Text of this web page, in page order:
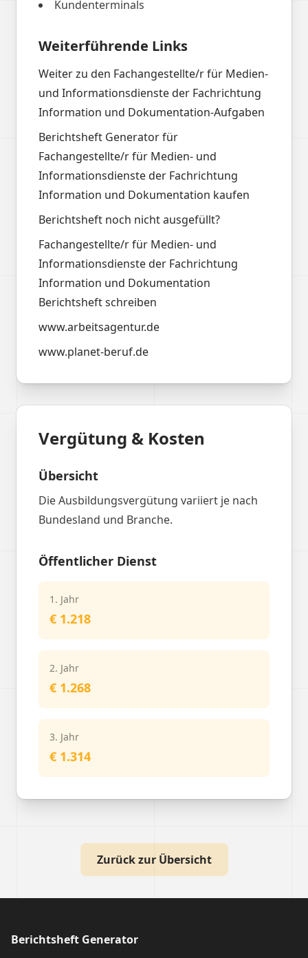
Kundenterminals
Weiterführende Links
Weiter zu den Fachangestellte/r für Medien-
und Informationsdienste der Fachrichtung
Information und Dokumentation-Aufgaben
Berichtsheft Generator für
Fachangestellte/r für Medien- und
Informationsdienste der Fachrichtung
Information und Dokumentation kaufen
Berichtsheft noch nicht ausgefüllt?
Fachangestellte/r für Medien- und
Informationsdienste der Fachrichtung
Information und Dokumentation
Berichtsheft schreiben
www.arbeitsagentur.de
www.planet-beruf.de
Vergütung & Kosten
Übersicht
Die Ausbildungsvergütung variiert je nach
Bundesland und Branche.
Öffentlicher Dienst
1. Jahr
€ 1.218
2. Jahr
€ 1.268
3. Jahr
€ 1.314
Zurück zur Übersicht
Berichtsheft Generator